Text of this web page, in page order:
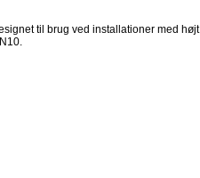
til brug ved installationer med højt